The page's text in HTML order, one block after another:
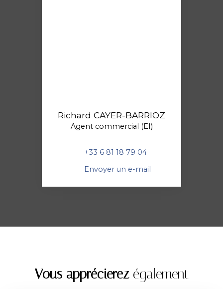
Richard CAYER-BARRIOZ
Agent commercial (EI)
+33 6 81 18 79 04
Envoyer un e-mail
Vous apprécierezégalement